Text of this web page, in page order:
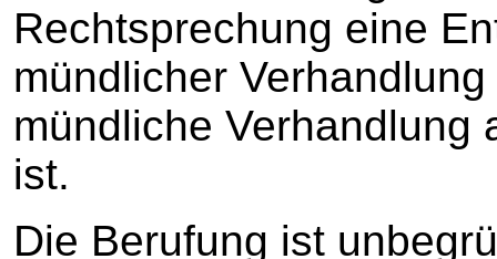
Rechtsprechung eine
mündlicher
mündliche Verhandlung
ist.
Die Berufung ist